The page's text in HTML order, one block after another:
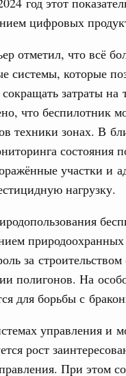
цифровых
отметил, что всё
системы, которые
затраты
что беспилотник
техники зонах. В
состояния
участки и
нагрузку.
за
полигонов. На
для борьбы с
управления и
рост
При этом
по
индустрия
Некоммерческие
Благотворительность
Татьяна Голикова
августа, пятница
заседание
лучших